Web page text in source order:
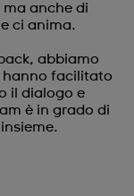
anche di
ci anima.
abbiamo
hanno facilitato
il dialogo e
è in grado di